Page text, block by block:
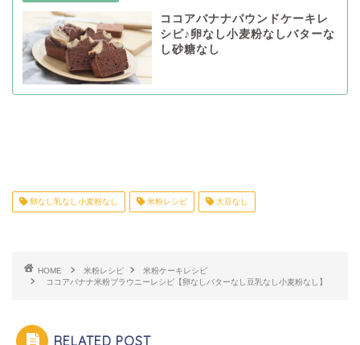
ココアバナナパウンドケーキレ
シピ♪卵なし小麦粉なしバターな
し砂糖なし
卵なし乳なし小麦粉なし 米粉レシピ 大豆なし
HOME 米粉レシピ
米粉ケーキレシピ
ココアバナナ米粉ブラウニーレシピ【卵なしバターなし豆乳なし小麦粉なし】
RELATED POST